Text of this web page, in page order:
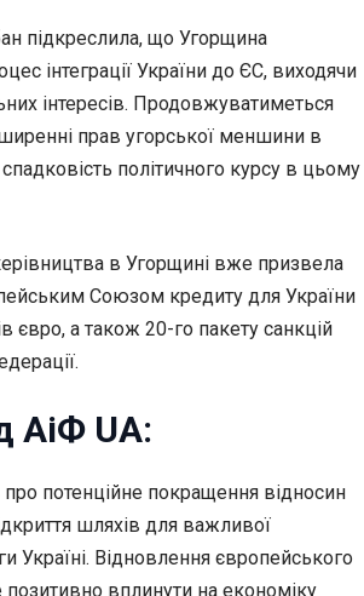
підкреслила, що Угорщина
інтеграції України до ЄС, виходячи
інтересів. Продовжуватиметься
прав угорської меншини в
спадковість політичного курсу в цьому
в Угорщині вже призвела
Союзом кредиту для України
євро, а також 20-го пакету санкцій
АіФ UA:
потенційне покращення відносин
шляхів для важливої
Україні. Відновлення європейського
вплинути на економіку